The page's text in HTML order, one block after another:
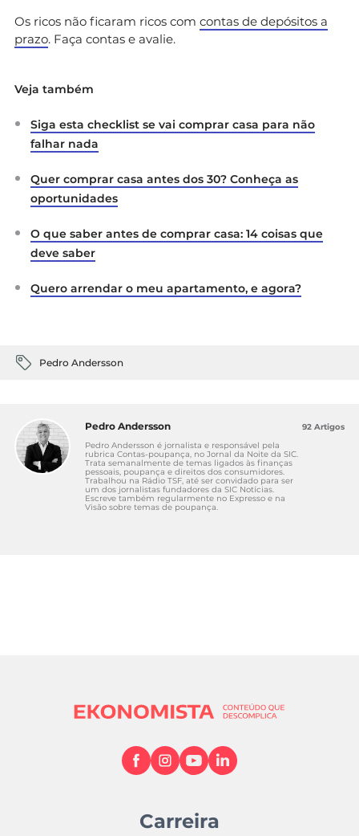
Os ricos não ficaram ricos com contas de depósitos a
prazo. Faça contas e avalie.
Veja também
Siga esta checklist se vai comprar casa para não
falhar nada
Quer comprar casa antes dos 30? Conheça as
oportunidades
O que saber antes de comprar casa: 14 coisas que
deve saber
Quero arrendar o meu apartamento, e agora?
Pedro Andersson
Pedro Andersson
Pedro Andersson é jornalista e responsável pela
rubrica Contas-poupança, no Jornal da Noite da SIC.
Trata semanalmente de temas ligados às finanças
pessoais, poupança e direitos dos consumidores.
Trabalhou na Rádio TSF, até ser convidado para ser
um dos jornalistas fundadores da SIC Notícias.
Escreve também regularmente no Expresso e na
Visão sobre temas de poupança.
92 Artigos
Carreira